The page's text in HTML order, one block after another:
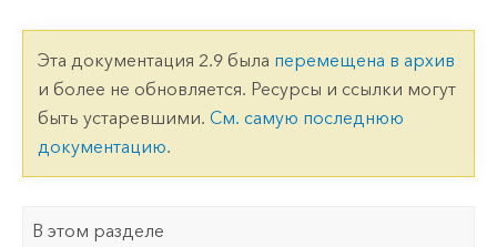
Эта документация 2.9 была перемещена в архив
и более не обновляется. Ресурсы и ссылки могут
быть устаревшими. См. самую последнюю
документацию.
В этом разделе